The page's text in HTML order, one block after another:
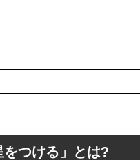
をつける」とは?